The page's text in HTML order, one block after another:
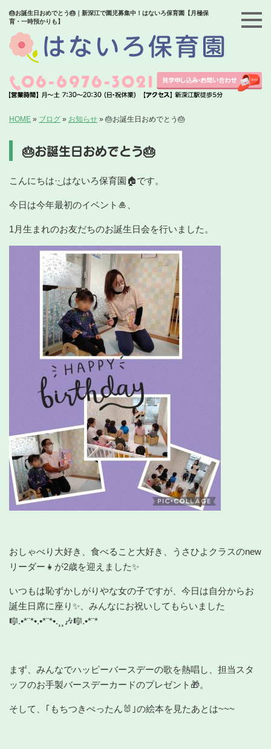
🎂お誕生日おめでとう🎂｜新深江で園児募集中！はないろ保育園【月極保
育・一時預かりも】
HOME » ブログ » お知らせ » 🎂お誕生日おめでとう🎂
🎂お誕生日おめでとう🎂
こんにちは‪·͜· はないろ保育園🏠です。
今日は今年最初のイベント🎍、
1月生まれのお友だちのお誕生日会を行いました。
おしゃべり大好き、食べること大好き、うさひよクラスのnew
リーダー👧が2歳を迎えました✨
いつもは恥ずかしがりやな女の子ですが、今日は自分からお
誕生日席に座り✨、みんなにお祝いしてもらいました
🎼.•*¨*•.•*¨*•.¸¸🎶🎼.•*¨*
まず、みんなでハッピーバースデーの歌を熱唱し、担当スタ
ッフのお手製バースデーカードのプレゼント🎁。
そして、｢もちつきぺったん🐰｣の絵本を見たあとは~~~